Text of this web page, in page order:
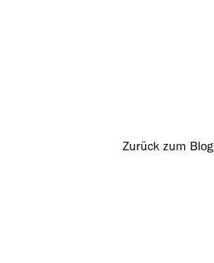
Zurück zum Blog